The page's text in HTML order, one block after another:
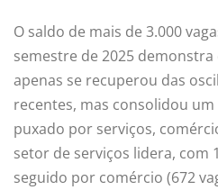
O saldo de mais de 3.000
semestre de 2025
apenas se recuperou das
recentes, mas consolidou
puxado por serviços,
setor de serviços lidera, com
seguido por comércio (672